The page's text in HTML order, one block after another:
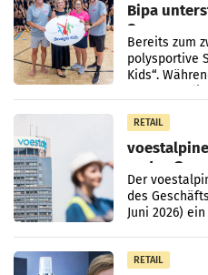
Bipa
Bereits zum
polysportive
Kids“.
RETAIL
erstes
Der
des
Juni 2026)
RETAIL